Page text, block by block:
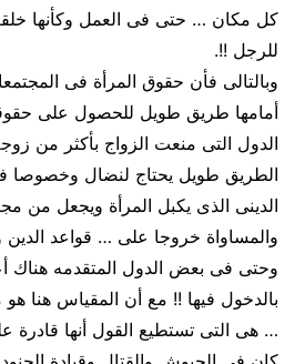
كل مكان … حتى فى العمل وكأنها
للرجل !!.
وبالتالى فأن حقوق المرأة فى
أمامها طريق طويل للحصول على
الدول التى منعت الزواج بأكثر من
الطريق طويل يحتاج لنضال وخصوصا
الدينى الذى يكبل المرأة ويجعل من
والمساواة خروجا على … قواعد الدين
وحتى فى بعض الدول المتقدمه هناك
بالدخول فيها !! مع أن المقياس هنا
… هى التى تستطيع القول أنها قادرة